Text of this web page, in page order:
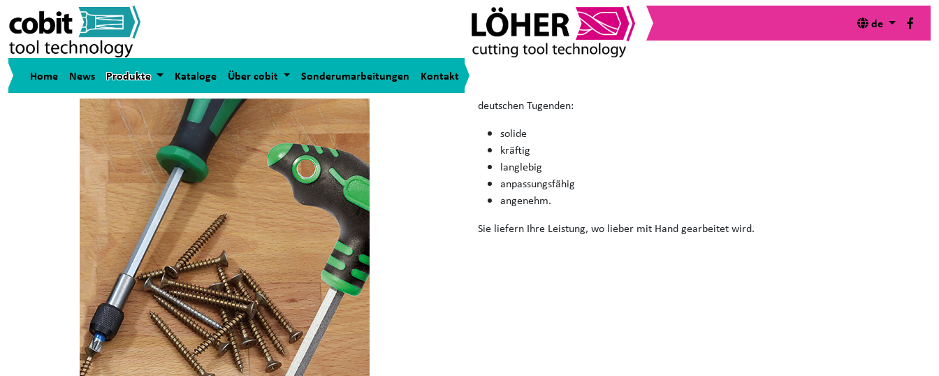
Home News Produkte Kataloge Über cobit Sonderumarbeitungen Kontakt
de
Handhalter
deutschen Tugenden:
solide
kräftig
langlebig
anpassungsfähig
angenehm.
Sie liefern Ihre Leistung, wo lieber mit Hand gearbeitet wird.